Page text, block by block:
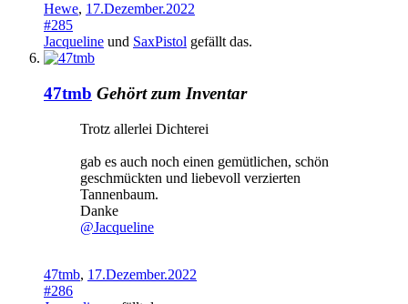
Hewe, 17.Dezember.2022
#285
Jacqueline und SaxPistol gefällt das.
47tmb Gehört zum Inventar
Trotz allerlei Dichterei
gab es auch noch einen gemütlichen, schön
geschmückten und liebevoll verzierten
Tannenbaum.
Danke
@Jacqueline
47tmb, 17.Dezember.2022
#286